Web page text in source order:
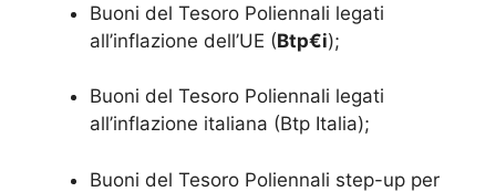
Buoni del Tesoro Poliennali legati
all’inflazione dell’UE (Btp€i);
Buoni del Tesoro Poliennali legati
all’inflazione italiana (Btp Italia);
Buoni del Tesoro Poliennali step-up per